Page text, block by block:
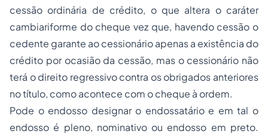
cessão ordinária de crédito, o que altera o caráter
cambiariforme do cheque vez que, havendo cessão o
cedente garante ao cessionário apenas a existência do
crédito por ocasião da cessão, mas o cessionário não
terá o direito regressivo contra os obrigados anteriores
no título, como acontece com o cheque à ordem.
Pode o endosso designar o endossatário e em tal o
endosso é pleno, nominativo ou endosso em preto.